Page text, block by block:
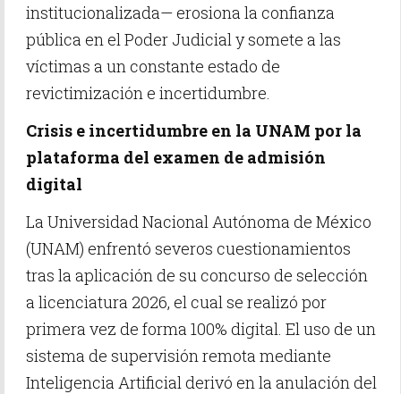
institucionalizada— erosiona la confianza
pública en el Poder Judicial y somete a las
víctimas a un constante estado de
revictimización e incertidumbre.
Crisis e incertidumbre en la UNAM por la
plataforma del examen de admisión
digital
La Universidad Nacional Autónoma de México
(UNAM) enfrentó severos cuestionamientos
tras la aplicación de su concurso de selección
a licenciatura 2026, el cual se realizó por
primera vez de forma 100% digital. El uso de un
sistema de supervisión remota mediante
Inteligencia Artificial derivó en la anulación del